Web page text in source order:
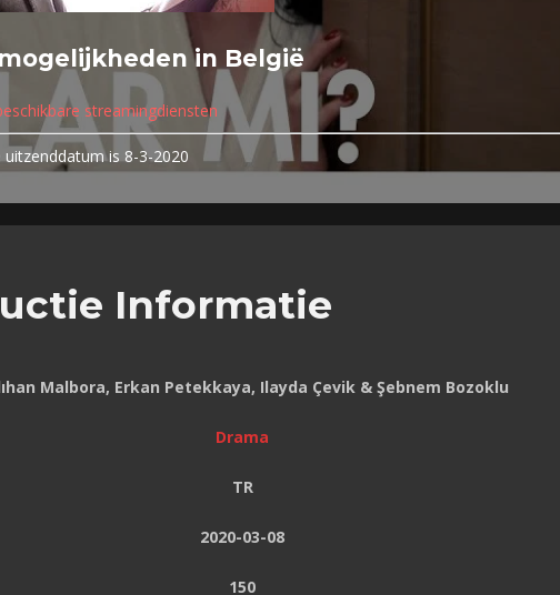
in België
streamingdiensten
uitzenddatum is 8-3-2020
Informatie
Malbora, Erkan Petekkaya, Ilayda Çevik & Şebnem Bozoklu
Drama
TR
2020-03-08
150